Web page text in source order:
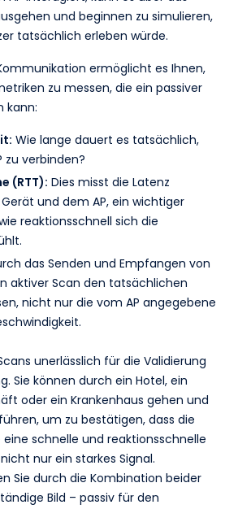
und beginnen zu simulieren,
tatsächlich erleben würde.
ermöglicht es Ihnen,
zu messen, die ein passiver
kann:
Wie lange dauert es tatsächlich,
zu verbinden?
(RTT): Dies misst die Latenz
und dem AP, ein wichtiger
reaktionsschnell sich die
das Senden und Empfangen von
aktiver Scan den tatsächlichen
nicht nur die vom AP angegebene
unerlässlich für die Validierung
Sie können durch ein Hotel, ein
oder ein Krankenhaus gehen und
um zu bestätigen, dass die
eine schnelle und reaktionsschnelle
nur ein starkes Signal.
Sie durch die Kombination beider
Bild – passiv für den